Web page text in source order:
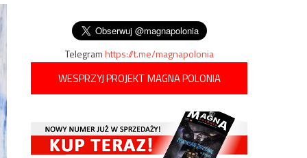
Telegramhttps://t.me/magnapolonia
WESPRZYJ PROJEKT MAGNA POLONIA